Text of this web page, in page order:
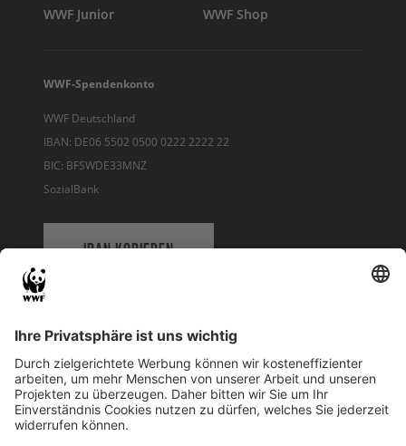
WWF Junior WWF Shop
WWF-Spendenkonto
WWF Deutschland
IBAN: DE06 5502 0500 0222 2222 22
BIC: BFSWDE33MNZ
SozialBank
IBAN KOPIEREN
WWF Deutschland
Reinhardtstr. 18
10117 Berlin